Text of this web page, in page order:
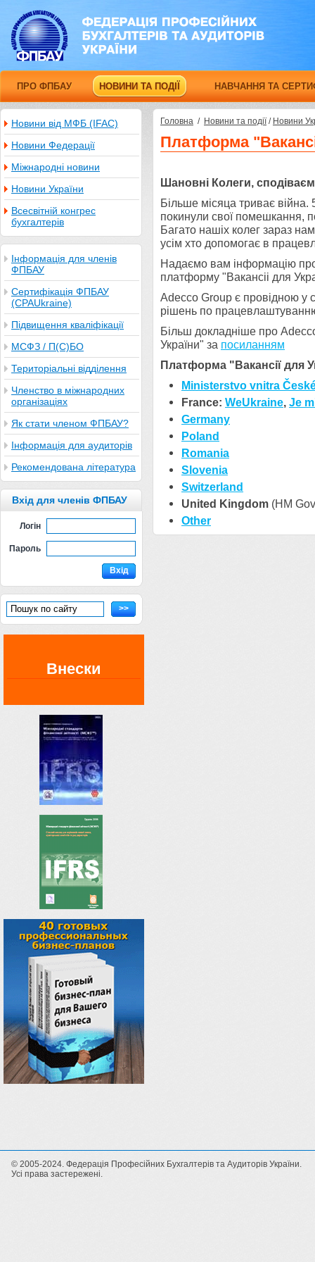
ПРО ФПБАУ НОВИНИ ТА ПОДІЇ НАВЧАННЯ ТА
Новини від МФБ (IFAC)
Новини Федерації
Міжнародні новини
Новини України
Всесвітній конгрес
бухгалтерів
Інформація для членів
ФПБАУ
Сертифікація ФПБАУ
(CPAUkraine)
Підвищення кваліфікації
МСФЗ / П(С)БО
Територіальні відділення
Членство в міжнародних
організаціях
Як стати членом ФПБАУ?
Інформація для аудиторів
Рекомендована література
Вхід для членів ФПБАУ
Логін
Пароль
Вхід
>>
Внески
Головна / Новини та події/ Новини
Платформа
Шановні Колеги,
Більше місяца триває війна.
покинули свої помешкання,
Багато нашіх колег зараз
усім хто допомогає в
Надаємо вам інформацію
платформу "Вакансіі для
Adecco Group є провідною у
рішень по
Більш докладніше про
України" за посиланням
Платформа "Вакансії для
Ministerstvo vnitra
France: WeUkraine, Je
Germany
Poland
Romania
Slovenia
Switzerland
United Kingdom (HM
Other
© 2005-2024. Федерація Професійних Бухгалтерів та Аудиторів України.
Усі права застережені.